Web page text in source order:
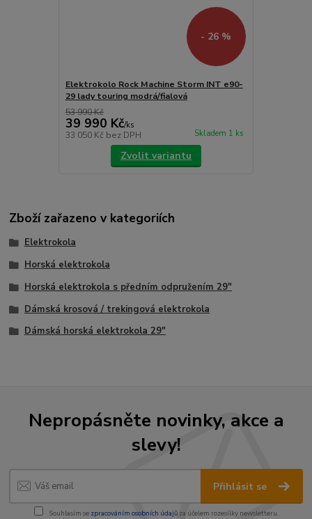
- 26 %
Elektrokolo Rock Machine Storm INT e90-
29 lady touring modrá/fialová
53 990 Kč
39 990 Kč/ks
33 050 Kč bez DPH Skladem 1 ks
Zvolit variantu
Zboží zařazeno v kategoriích
Elektrokola
Horská elektrokola
Horská elektrokola s předním odpružením 29"
Dámská krosová / trekingová elektrokola
Dámská horská elektrokola 29"
Nepropásněte novinky, akce a
slevy!
Přihlásit se
Souhlasím se zpracováním osobních údajůza účelem rozesílky newsletteru.